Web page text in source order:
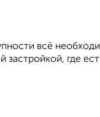
всё
где